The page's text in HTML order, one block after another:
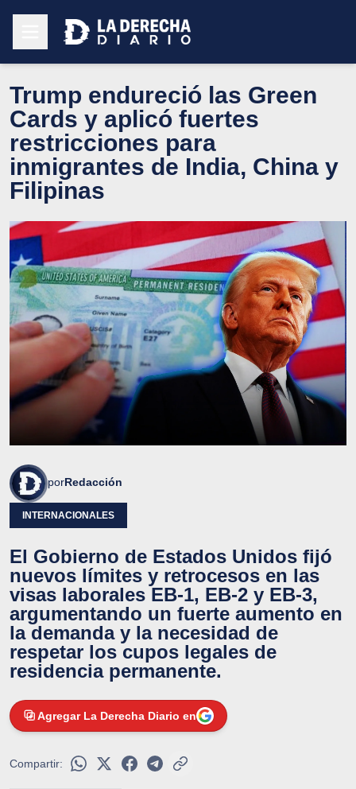
Trump endureció las Green
Cards y aplicó fuertes
restricciones para
inmigrantes de India, China y
Filipinas
porRedacción
INTERNACIONALES
El Gobierno de Estados Unidos fijó
nuevos límites y retrocesos en las
visas laborales EB-1, EB-2 y EB-3,
argumentando un fuerte aumento en
la demanda y la necesidad de
respetar los cupos legales de
residencia permanente.
Agregar La Derecha Diario en
Compartir: